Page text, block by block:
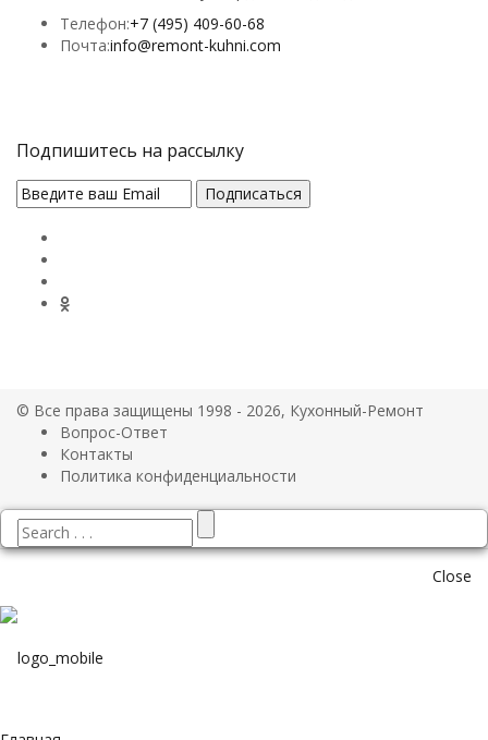
Телефон:+7 (495) 409-60-68
Почта:info@remont-kuhni.com
Подпишитесь на рассылку
© Все права защищены 1998 - 2026, Кухонный-Ремонт
Вопрос-Ответ
Контакты
Политика конфиденциальности
Close